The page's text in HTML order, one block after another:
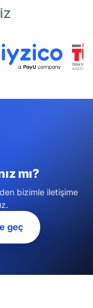
mı?
bizimle iletişime
geç